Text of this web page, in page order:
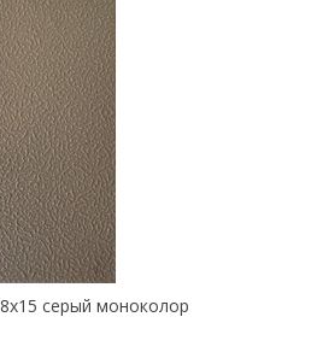
серый моноколор